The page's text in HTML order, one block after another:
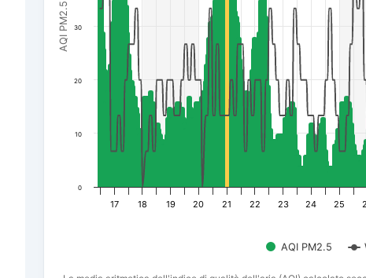
AQI PM2.5
AQI PM2.5
17 18 19 20 21 22 23 24 25
0
10
20
30